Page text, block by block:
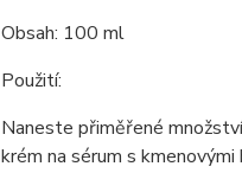
Obsah: 100 ml
Použití:
Naneste přiměřené
krém na sérum s kmenovými